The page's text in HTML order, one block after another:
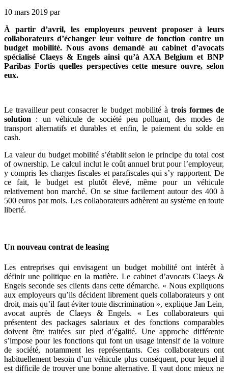
10 mars 2019 par
À partir d’avril, les employeurs peuvent proposer à leurs
collaborateurs d’échanger leur voiture de fonction contre un
budget mobilité. Nous avons demandé au cabinet d’avocats
spécialisé Claeys & Engels ainsi qu’à AXA Belgium et BNP
Paribas Fortis quelles perspectives cette mesure ouvre, selon
eux.
Le travailleur peut consacrer le budget mobilité à trois formes de
solution : un véhicule de société peu polluant, des modes de
transport alternatifs et durables et enfin, le paiement du solde en
cash.
La valeur du budget mobilité s’établit selon le principe du total cost
of ownership. Le calcul inclut le coût annuel brut pour l’employeur,
y compris les charges fiscales et parafiscales qui s’y rapportent. De
ce fait, le budget est plutôt élevé, même pour un véhicule
relativement bon marché. On se situe facilement autour des 400 à
500 euros par mois. Les collaborateurs adhèrent au système en toute
liberté.
Un nouveau contrat de leasing
Les entreprises qui envisagent un budget mobilité ont intérêt à
définir une politique en la matière. Le cabinet d’avocats Claeys &
Engels seconde ses clients dans cette démarche. « Nous expliquons
aux employeurs qu’ils décident librement quels collaborateurs y ont
droit, mais qu’il faut éviter toute discrimination », explique Jan Lein,
avocat auprès de Claeys & Engels. « Les collaborateurs qui
présentent des packages salariaux et des fonctions comparables
doivent être traitées sur pied d’égalité. Une approche différente
s’impose pour les fonctions qui font un usage intensif de la voiture
de société, notamment les représentants. Ces collaborateurs ont
habituellement besoin d’un véhicule plus conséquent, pour lequel il
est difficile de trouver une bonne alternative. Il vaut donc mieux ne